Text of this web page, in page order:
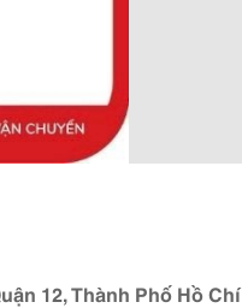
12, Thành Phố Hồ Chí